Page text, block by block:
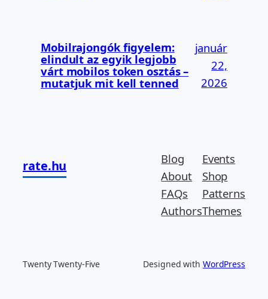
Mobilrajongók figyelem:
elindult az egyik legjobb
várt mobilos token osztás –
mutatjuk mit kell tenned
január
22,
2026
rate.hu
Blog
About
FAQs
Authors
Events
Shop
Patterns
Themes
Twenty Twenty-Five Designed with WordPress